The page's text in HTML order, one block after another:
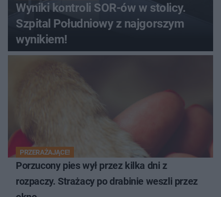
Wyniki kontroli SOR-ów w stolicy.
Szpital Południowy z najgorszym
wynikiem!
PRZERAŻAJĄCE!
Porzucony pies wył przez kilka dni z
rozpaczy. Strażacy po drabinie weszli przez